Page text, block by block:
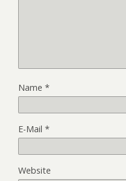
Name *
E-Mail *
Website